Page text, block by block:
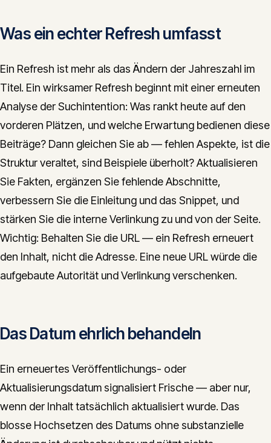
Was ein echter Refresh umfasst
Ein Refresh ist mehr als das Ändern der Jahreszahl im
Titel. Ein wirksamer Refresh beginnt mit einer erneuten
Analyse der Suchintention: Was rankt heute auf den
vorderen Plätzen, und welche Erwartung bedienen diese
Beiträge? Dann gleichen Sie ab — fehlen Aspekte, ist die
Struktur veraltet, sind Beispiele überholt? Aktualisieren
Sie Fakten, ergänzen Sie fehlende Abschnitte,
verbessern Sie die Einleitung und das Snippet, und
stärken Sie die interne Verlinkung zu und von der Seite.
Wichtig: Behalten Sie die URL — ein Refresh erneuert
den Inhalt, nicht die Adresse. Eine neue URL würde die
aufgebaute Autorität und Verlinkung verschenken.
Das Datum ehrlich behandeln
Ein erneuertes Veröffentlichungs- oder
Aktualisierungsdatum signalisiert Frische — aber nur,
wenn der Inhalt tatsächlich aktualisiert wurde. Das
blosse Hochsetzen des Datums ohne substanzielle